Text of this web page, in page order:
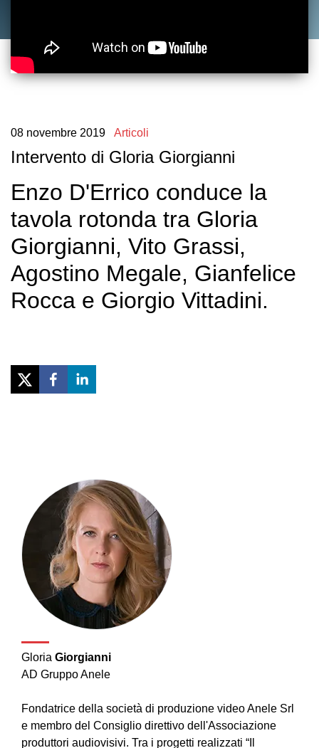
08 novembre 2019 Articoli
Intervento di Gloria Giorgianni
Enzo D'Errico conduce la
tavola rotonda tra Gloria
Giorgianni, Vito Grassi,
Agostino Megale, Gianfelice
Rocca e Giorgio Vittadini.
Gloria Giorgianni
AD Gruppo Anele
Fondatrice della società di produzione video Anele Srl
e membro del Consiglio direttivo dell'Associazione
produttori audiovisivi. Tra i progetti realizzati “Il